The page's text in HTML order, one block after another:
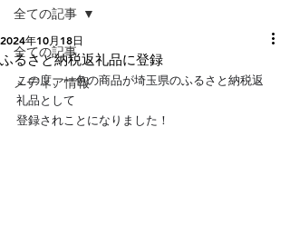
全ての記事
メディア情報
全ての記事
ふるさと納税返礼品に登録
2024年10月18日
この度、一色の商品が埼玉県のふるさと納税返
礼品として
登録されことになりました！